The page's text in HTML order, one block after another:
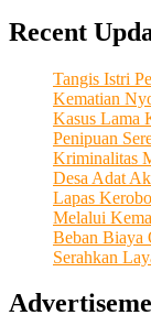
dengan
Sendi-
sendi
dan
Nilai
Luhur
Desa
Recent
Tangis Istri
Kematian
Kasus Lama
Penipuan
Kriminalitas
Desa Adat
Lapas
Melalui
Beban Biaya
Serahkan